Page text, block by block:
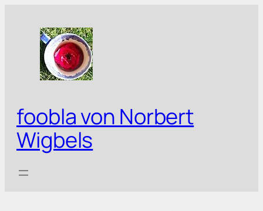
springen
foobla von Norbert
Wigbels